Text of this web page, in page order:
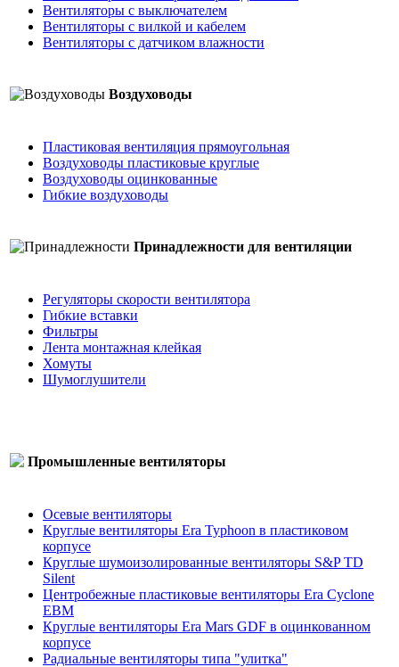
Вентиляторы с выключателем
Вентиляторы с вилкой и кабелем
Вентиляторы с датчиком влажности
Воздуховоды
Пластиковая вентиляция прямоугольная
Воздуховоды пластиковые круглые
Воздуховоды оцинкованные
Гибкие воздуховоды
Принадлежности для вентиляции
Регуляторы скорости вентилятора
Гибкие вставки
Фильтры
Лента монтажная клейкая
Хомуты
Шумоглушители
Промышленные вентиляторы
Осевые вентиляторы
Круглые вентиляторы Era Typhoon в пластиковом
корпусе
Круглые шумоизолированные вентиляторы S&P TD
Silent
Центробежные пластиковые вентиляторы Era Cyclone
EBM
Круглые вентиляторы Era Mars GDF в оцинкованном
корпусе
Радиальные вентиляторы типа "улитка"